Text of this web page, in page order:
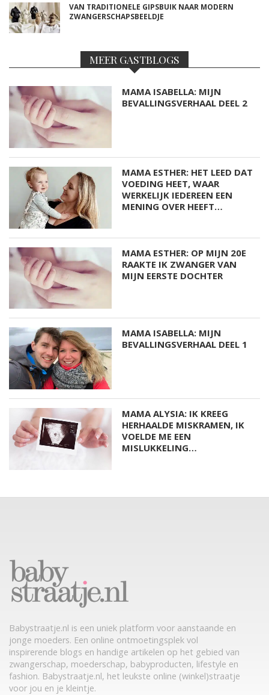
VAN TRADITIONELE GIPSBUIK NAAR MODERN
ZWANGERSCHAPSBEELDJE
MEER GASTBLOGS
MAMA ISABELLA: MIJN
BEVALLINGSVERHAAL DEEL 2
MAMA ESTHER: HET LEED DAT
VOEDING HEET, WAAR
WERKELIJK IEDEREEN EEN
MENING OVER HEEFT…
MAMA ESTHER: OP MIJN 20E
RAAKTE IK ZWANGER VAN
MIJN EERSTE DOCHTER
MAMA ISABELLA: MIJN
BEVALLINGSVERHAAL DEEL 1
MAMA ALYSIA: IK KREEG
HERHAALDE MISKRAMEN, IK
VOELDE ME EEN
MISLUKKELING…
Babystraatje.nl is een uniek platform voor aanstaande en
jonge moeders. Een online ontmoetingsplek vol
inspirerende blogs en handige artikelen op het gebied van
zwangerschap, moederschap, babyproducten, lifestyle en
fashion. Babystraatje.nl, het leukste online (winkel)straatje
voor jou en je kleintje.